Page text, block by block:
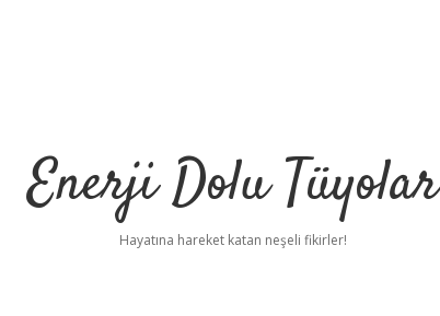
Enerji Dolu Tüyolar
Hayatına hareket katan neşeli fikirler!